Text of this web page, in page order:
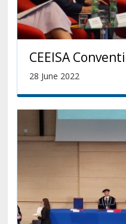
CEEISA
28 June 2022